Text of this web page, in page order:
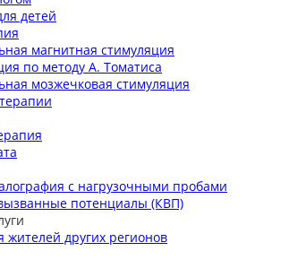
детей
магнитная стимуляция
по методу А. Томатиса
мозжечковая стимуляция
с нагрузочными пробами
потенциалы (КВП)
жителей других регионов